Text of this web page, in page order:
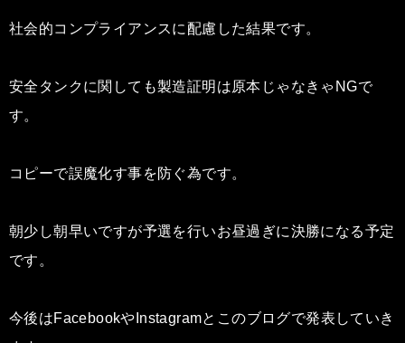
社会的コンプライアンスに配慮した結果です。
安全タンクに関しても製造証明は原本じゃなきゃNGで
す。
コピーで誤魔化す事を防ぐ為です。
朝少し朝早いですが予選を行いお昼過ぎに決勝になる予定
です。
今後はFacebookやInstagramとこのブログで発表していき